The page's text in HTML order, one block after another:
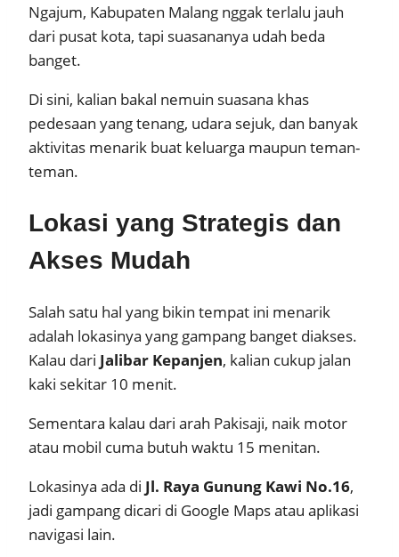
Ngajum, Kabupaten Malang nggak terlalu jauh
dari pusat kota, tapi suasananya udah beda
banget.
Di sini, kalian bakal nemuin suasana khas
pedesaan yang tenang, udara sejuk, dan banyak
aktivitas menarik buat keluarga maupun teman-
teman.
Lokasi yang Strategis dan
Akses Mudah
Salah satu hal yang bikin tempat ini menarik
adalah lokasinya yang gampang banget diakses.
Kalau dari Jalibar Kepanjen, kalian cukup jalan
kaki sekitar 10 menit.
Sementara kalau dari arah Pakisaji, naik motor
atau mobil cuma butuh waktu 15 menitan.
Lokasinya ada di Jl. Raya Gunung Kawi No.16,
jadi gampang dicari di Google Maps atau aplikasi
navigasi lain.